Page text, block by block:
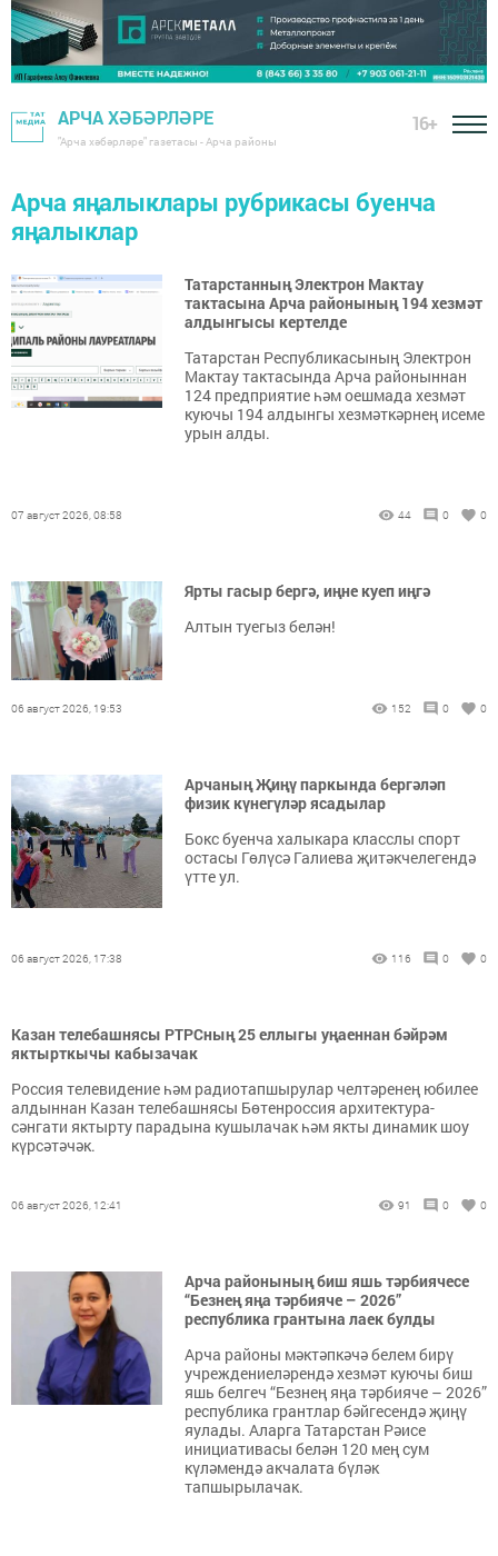
АРЧА ХӘБӘРЛӘРЕ
"Арча хәбәрләре" газетасы - Арча районы
16+
Арча яңалыклары рубрикасы буенча
яңалыклар
Татарстанның Электрон Мактау
тактасына Арча районының 194 хезмәт
алдынгысы кертелде
Татарстан Республикасының Электрон
Мактау тактасында Арча районыннан
124 предприятие һәм оешмада хезмәт
куючы 194 алдынгы хезмәткәрнең исеме
урын алды.
07 август 2026, 08:58 44 0 0
Ярты гасыр бергә, иңне куеп иңгә
Алтын туегыз белән!
06 август 2026, 19:53 152 0 0
Арчаның Җиңү паркында бергәләп
физик күнегүләр ясадылар
Бокс буенча халыкара класслы спорт
остасы Гөлүсә Галиева җитәкчелегендә
үтте ул.
06 август 2026, 17:38 116 0 0
Казан телебашнясы РТРСның 25 еллыгы уңаеннан бәйрәм
яктырткычы кабызачак
Россия телевидение һәм радиотапшырулар челтәренең юбилее
алдыннан Казан телебашнясы Бөтенроссия архитектура-
сәнгати яктырту парадына кушылачак һәм якты динамик шоу
күрсәтәчәк.
06 август 2026, 12:41 91 0 0
Арча районының биш яшь тәрбиячесе
“Безнең яңа тәрбияче – 2026”
республика грантына лаек булды
Арча районы мәктәпкәчә белем бирү
учреждениеләрендә хезмәт куючы биш
яшь белгеч “Безнең яңа тәрбияче – 2026”
республика грантлар бәйгесендә җиңү
яулады. Аларга Татарстан Рәисе
инициативасы белән 120 мең сум
күләмендә акчалата бүләк
тапшырылачак.